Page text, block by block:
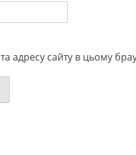
адресу сайту в цьому